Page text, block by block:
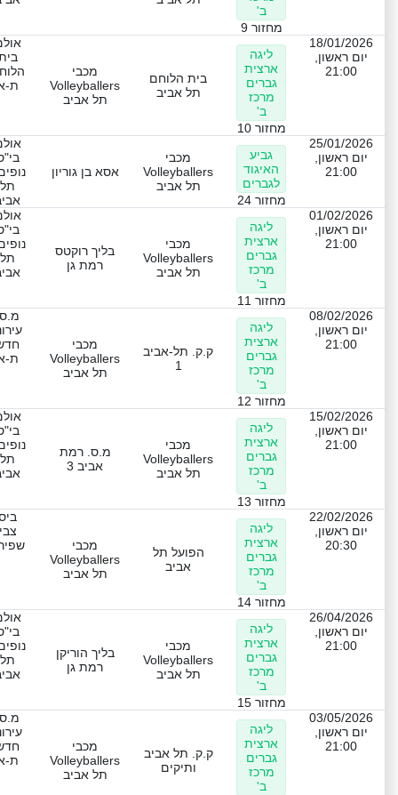
ב'
מחזור 9
18/01/2026
יום ראשון,
21:00
ליגה
ארצית
גברים
מרכז
ב'
מחזור 10
בית הלוחם
תל אביב
מכבי
Volleyballers
תל אביב
ת-
25/01/2026
יום ראשון,
21:00
גביע
האיגוד
לגברים
מחזור 24
מכבי
Volleyballers
תל אביב
אסא בן גוריון
תל
01/02/2026
יום ראשון,
21:00
ליגה
ארצית
גברים
מרכז
ב'
מחזור 11
מכבי
Volleyballers
תל אביב
בליך רוקטס
רמת גן
תל
08/02/2026
יום ראשון,
21:00
ליגה
ארצית
גברים
מרכז
ב'
מחזור 12
ק.ק. תל-אביב
1
מכבי
Volleyballers
תל אביב
ת-
15/02/2026
יום ראשון,
21:00
ליגה
ארצית
גברים
מרכז
ב'
מחזור 13
מכבי
Volleyballers
תל אביב
מ.ס. רמת
אביב 3
תל
22/02/2026
יום ראשון,
20:30
ליגה
ארצית
גברים
מרכז
ב'
מחזור 14
הפועל תל
אביב
מכבי
Volleyballers
תל אביב
26/04/2026
יום ראשון,
21:00
ליגה
ארצית
גברים
מרכז
ב'
מחזור 15
מכבי
Volleyballers
תל אביב
בליך הוריקן
רמת גן
תל
03/05/2026
יום ראשון,
21:00
ליגה
ארצית
גברים
מרכז
ב'
ק.ק. תל אביב
ותיקים
מכבי
Volleyballers
תל אביב
ת-